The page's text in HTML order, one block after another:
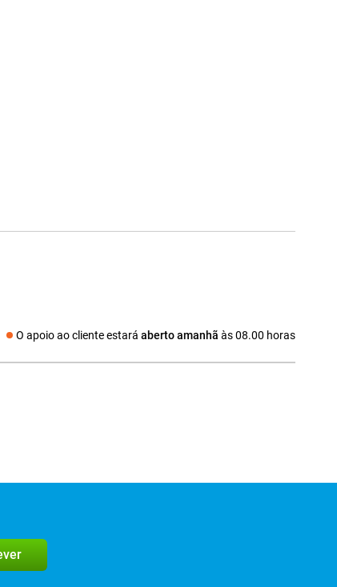
O apoio ao cliente estará aberto amanhã às 08.00 horas
sociais